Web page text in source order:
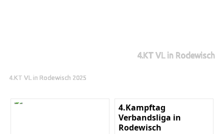
4.KT VL in Rodewisch
4.KT VL in Rodewisch 2025
4.Kampftag
Verbandsliga in
Rodewisch